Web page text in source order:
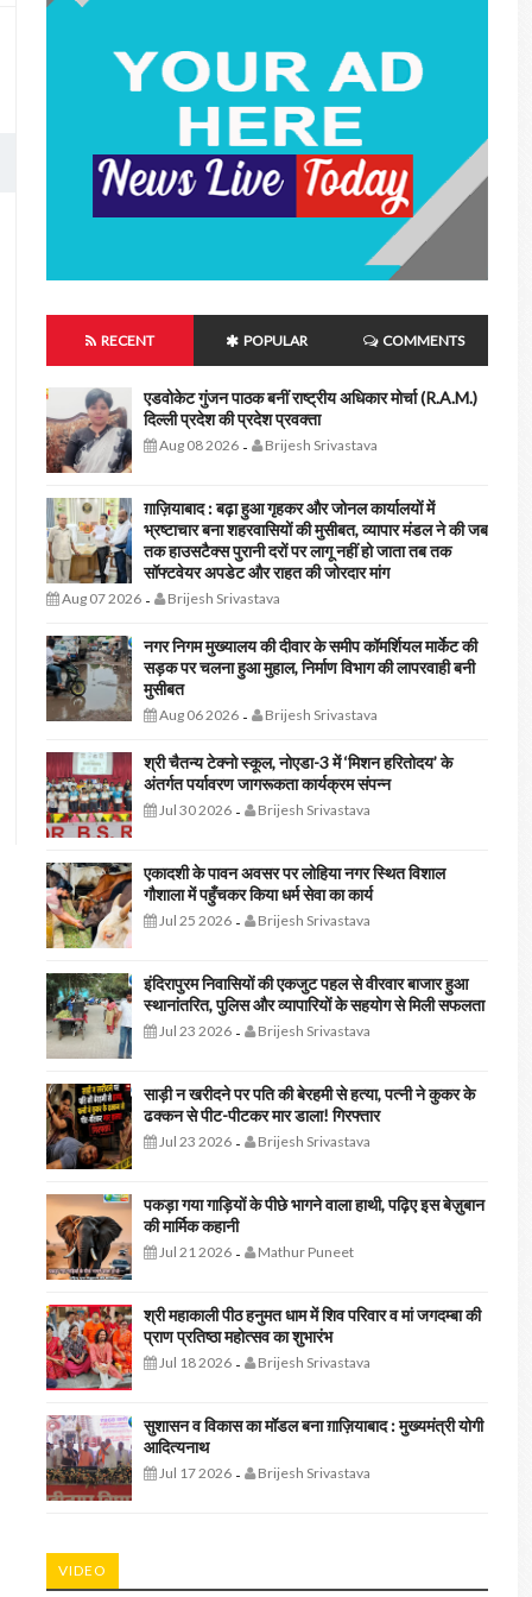
RECENT POPULAR COMMENTS
एडवोकेट गुंजन पाठक बनीं राष्ट्रीय अधिकार मोर्चा (R.A.M.)
दिल्ली प्रदेश की प्रदेश प्रवक्ता
Aug 08 2026- Brijesh Srivastava
ग़ाज़ियाबाद : बढ़ा हुआ गृहकर और जोनल कार्यालयों में
भ्रष्टाचार बना शहरवासियों की मुसीबत, व्यापार मंडल ने की जब
तक हाउसटैक्स पुरानी दरों पर लागू नहीं हो जाता तब तक
सॉफ्टवेयर अपडेट और राहत की जोरदार मांग
Aug 07 2026- Brijesh Srivastava
नगर निगम मुख्यालय की दीवार के समीप कॉमर्शियल मार्केट की
सड़क पर चलना हुआ मुहाल, निर्माण विभाग की लापरवाही बनी
मुसीबत
Aug 06 2026- Brijesh Srivastava
श्री चैतन्य टेक्नो स्कूल, नोएडा-3 में ‘मिशन हरितोदय’ के
अंतर्गत पर्यावरण जागरूकता कार्यक्रम संपन्न
Jul 30 2026- Brijesh Srivastava
एकादशी के पावन अवसर पर लोहिया नगर स्थित विशाल
गौशाला में पहुँचकर किया धर्म सेवा का कार्य
Jul 25 2026- Brijesh Srivastava
इंदिरापुरम निवासियों की एकजुट पहल से वीरवार बाजार हुआ
स्थानांतरित, पुलिस और व्यापारियों के सहयोग से मिली सफलता
Jul 23 2026- Brijesh Srivastava
साड़ी न खरीदने पर पति की बेरहमी से हत्या, पत्नी ने कुकर के
ढक्कन से पीट-पीटकर मार डाला! गिरफ्तार
Jul 23 2026- Brijesh Srivastava
पकड़ा गया गाड़ियों के पीछे भागने वाला हाथी, पढ़िए इस बेज़ुबान
की मार्मिक कहानी
Jul 21 2026- Mathur Puneet
श्री महाकाली पीठ हनुमत धाम में शिव परिवार व मां जगदम्बा की
प्राण प्रतिष्ठा महोत्सव का शुभारंभ
Jul 18 2026- Brijesh Srivastava
सुशासन व विकास का मॉडल बना ग़ाज़ियाबाद : ​मुख्यमंत्री योगी
आदित्यनाथ
Jul 17 2026- Brijesh Srivastava
VIDEO